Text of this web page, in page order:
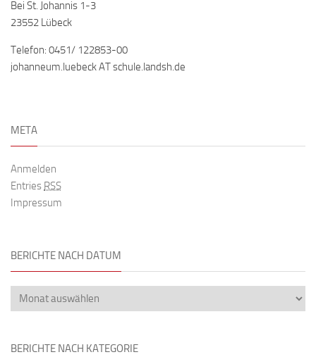
Bei St. Johannis 1-3
23552 Lübeck
Telefon: 0451/ 122853-00
johanneum.luebeck AT schule.landsh.de
META
Anmelden
Entries RSS
Impressum
BERICHTE NACH DATUM
BERICHTE NACH KATEGORIE